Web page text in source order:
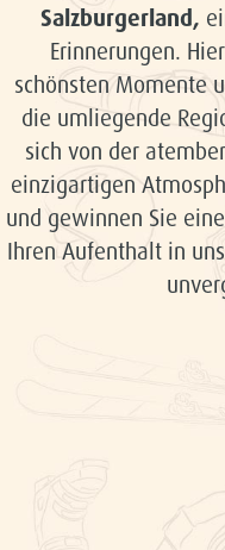
Salzburgerland,
Erinnerungen.
schönsten Momente
die umliegende
sich von der
einzigartigen
und gewinnen Sie
Ihren Aufenthalt in